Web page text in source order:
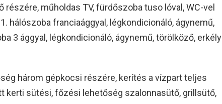
részére, műholdas TV, fürdőszoba tuso lóval, WC-vel
hálószoba franciaággyal, légkondicionáló, ágynemű,
3 ággyal, légkondicionáló, ágynemű, törölköző, erkély
három gépkocsi részére, kerítés a vízpart teljes
kerti sütési, főzési lehetőség szalonnasütő, grillsütő,